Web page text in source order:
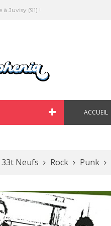
à Juvisy (91) !
ACCUEIL
Neufs Rock Punk